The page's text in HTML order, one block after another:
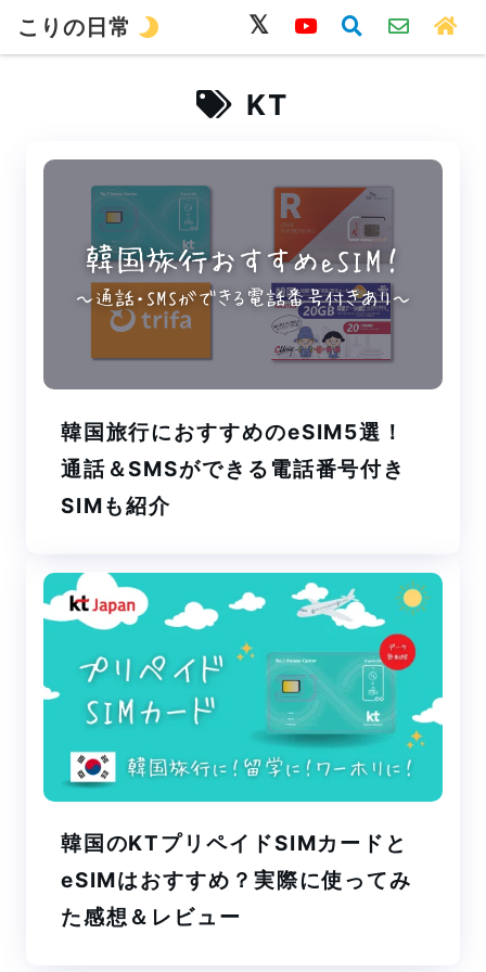
韓国語 旅行 留学 ワーホリ 生活
KT
韓国旅行におすすめのeSIM5選！
通話＆SMSができる電話番号付き
SIMも紹介
韓国のKTプリペイドSIMカードと
eSIMはおすすめ？実際に使ってみ
た感想＆レビュー
こりの日常